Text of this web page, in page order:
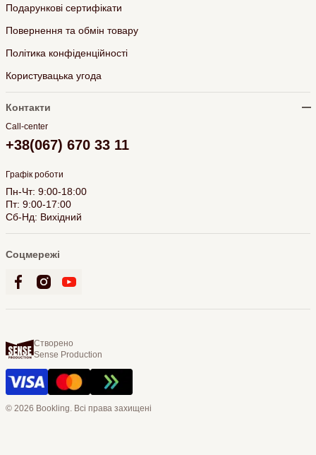
Подарункові сертифікати
Повернення та обмін товару
Політика конфіденційності
Користувацька угода
Контакти
Call-center
+38(067) 670 33 11
Графік роботи
Пн-Чт: 9:00-18:00
Пт: 9:00-17:00
Сб-Нд: Вихідний
Соцмережі
Створено
Sense Production
© 2026 Bookling. Всі права захищені